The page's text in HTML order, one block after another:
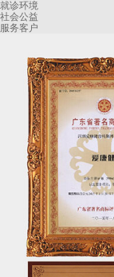
就诊环境
社会公益
服务客户